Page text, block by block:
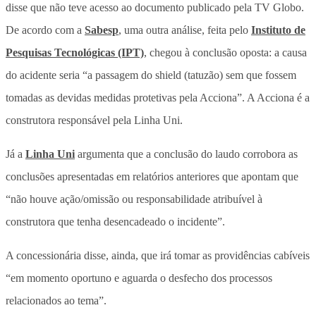
disse que não teve acesso ao documento publicado pela TV Globo.
De acordo com a Sabesp, uma outra análise, feita pelo Instituto de
Pesquisas Tecnológicas (IPT), chegou à conclusão oposta: a causa
do acidente seria “a passagem do shield (tatuzão) sem que fossem
tomadas as devidas medidas protetivas pela Acciona”. A Acciona é a
construtora responsável pela Linha Uni.
Já a Linha Uni argumenta que a conclusão do laudo corrobora as
conclusões apresentadas em relatórios anteriores que apontam que
“não houve ação/omissão ou responsabilidade atribuível à
construtora que tenha desencadeado o incidente”.
A concessionária disse, ainda, que irá tomar as providências cabíveis
“em momento oportuno e aguarda o desfecho dos processos
relacionados ao tema”.